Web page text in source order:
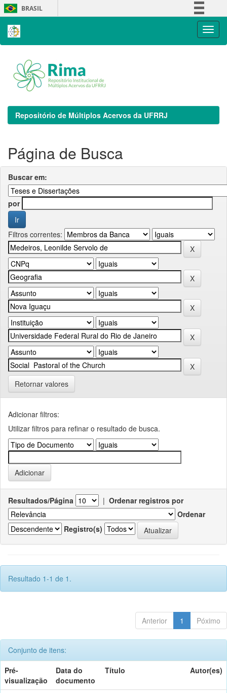
Skip
navigation
BRASIL
Repositório de Múltiplos Acervos da UFRRJ
Página de Busca
Buscar em:
por
Filtros correntes:
Retornar valores
Adicionar filtros:
Utilizar filtros para refinar o resultado de busca.
Resultados/Página | Ordenar registros por
Ordenar
Registro(s)
Resultado 1-1 de 1.
Anterior 1 Póximo
Conjunto de itens:
Pré-
visualização
Data do
documento
Título Autor(es)